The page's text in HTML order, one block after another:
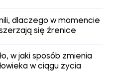
dlaczego w momencie
się źrenice
w jaki sposób zmienia
w ciągu życia